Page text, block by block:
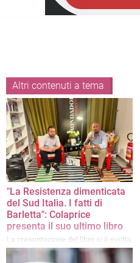
Altri contenuti a tema
"La Resistenza dimenticata
del Sud Italia. I fatti di
Barletta": Colaprice
presenta il suo ultimo libro
La presentazione del libro si è svolta
martedì scorso presso la libreria